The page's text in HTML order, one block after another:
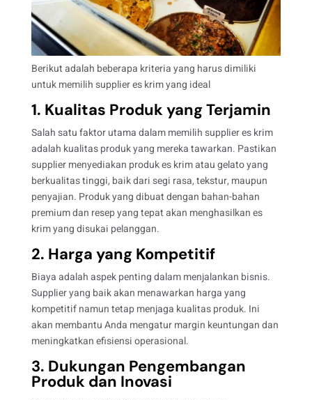
Berikut adalah beberapa kriteria yang harus dimiliki
untuk memilih supplier es krim yang ideal
1. Kualitas Produk yang Terjamin
Salah satu faktor utama dalam memilih supplier es krim
adalah kualitas produk yang mereka tawarkan. Pastikan
supplier menyediakan produk es krim atau gelato yang
berkualitas tinggi, baik dari segi rasa, tekstur, maupun
penyajian. Produk yang dibuat dengan bahan-bahan
premium dan resep yang tepat akan menghasilkan es
krim yang disukai pelanggan.
2. Harga yang Kompetitif
Biaya adalah aspek penting dalam menjalankan bisnis.
Supplier yang baik akan menawarkan harga yang
kompetitif namun tetap menjaga kualitas produk. Ini
akan membantu Anda mengatur margin keuntungan dan
meningkatkan efisiensi operasional.
3. Dukungan Pengembangan
Produk dan Inovasi